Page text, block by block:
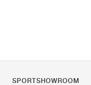
SPORTSHOWROOM